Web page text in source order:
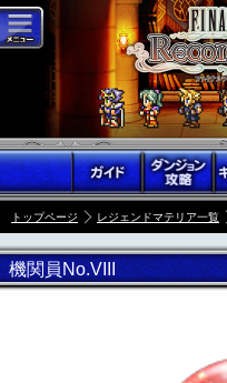
トップページ レジェンドマテリア一覧
機関員No.VIII